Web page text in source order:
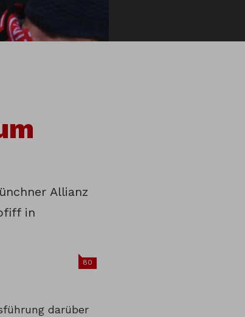
Allianz
in
80
darüber